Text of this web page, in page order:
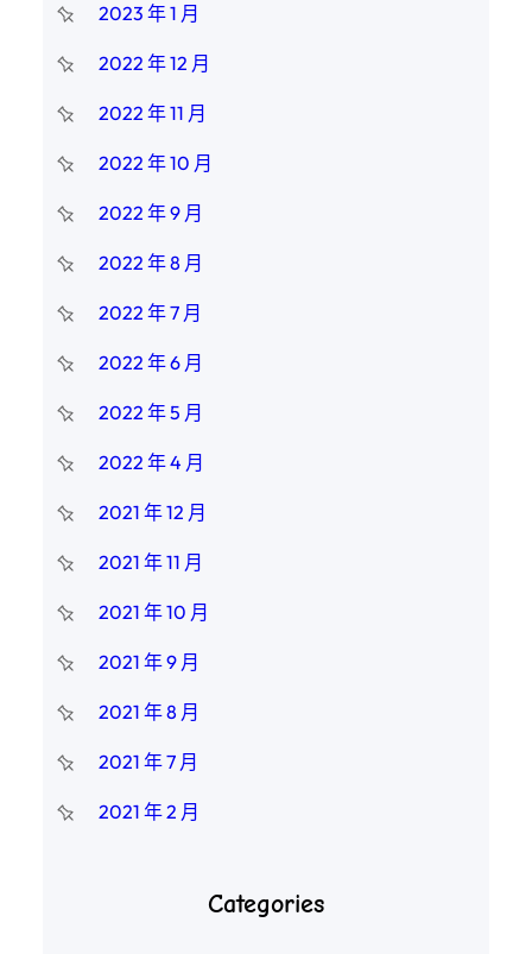
2023 年 1 月
2022 年 12 月
2022 年 11 月
2022 年 10 月
2022 年 9 月
2022 年 8 月
2022 年 7 月
2022 年 6 月
2022 年 5 月
2022 年 4 月
2021 年 12 月
2021 年 11 月
2021 年 10 月
2021 年 9 月
2021 年 8 月
2021 年 7 月
2021 年 2 月
Categories